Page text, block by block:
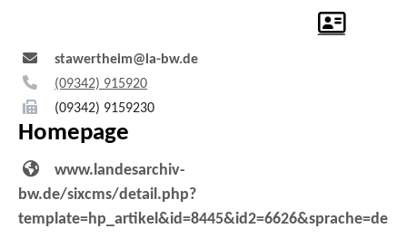
stawertheim@la-bw.de
(09342) 915920
(09342) 9159230
Homepage
www.landesarchiv-
bw.de/sixcms/detail.php?
template=hp_artikel&id=8445&id2=6626&sprache=de